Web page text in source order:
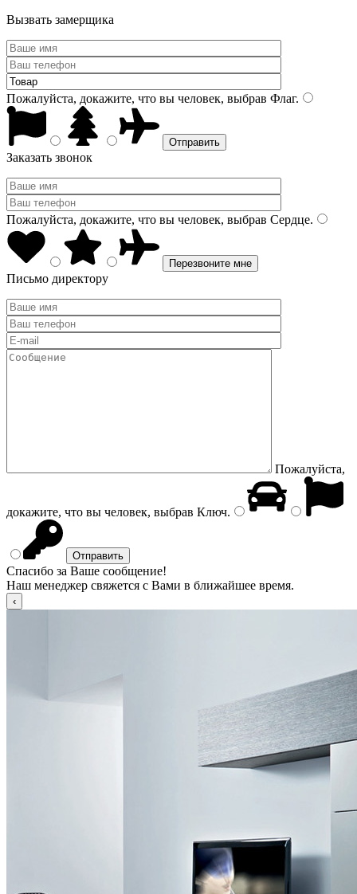
Вызвать замерщика
Пожалуйста, докажите, что вы человек, выбрав Флаг.
Заказать звонок
Пожалуйста, докажите, что вы человек, выбрав Сердце.
Письмо директору
Пожалуйста,
докажите, что вы человек, выбрав Ключ.
Спасибо за Ваше сообщение!
Наш менеджер свяжется с Вами в ближайшее время.